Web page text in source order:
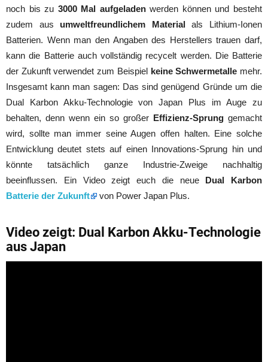
noch bis zu 3000 Mal aufgeladenwerden können und besteht
zudem aus umweltfreundlichem Materialals Lithium-Ionen
Batterien. Wenn man den Angaben des Herstellers trauen darf,
kann die Batterie auch vollständig recycelt werden. Die Batterie
der Zukunft verwendet zum Beispiel keine Schwermetalle mehr.
Insgesamt kann man sagen: Das sind genügend Gründe um die
Dual Karbon Akku-Technologie von Japan Plus im Auge zu
behalten, denn wenn ein so großer Effizienz-Sprung gemacht
wird, sollte man immer seine Augen offen halten. Eine solche
Entwicklung deutet stets auf einen Innovations-Sprung hin und
könnte tatsächlich ganze Industrie-Zweige nachhaltig
beeinflussen. Ein Video zeigt euch die neue Dual Karbon
Batterie der Zukunft
von Power Japan Plus.
Video zeigt: Dual Karbon Akku-Technologie
aus Japan